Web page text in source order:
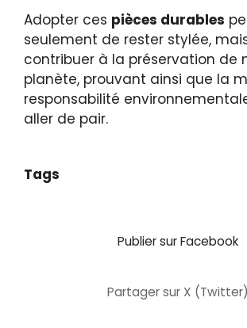
Adopter ces pièces durables
seulement de rester stylée,
contribuer à la préservation de
planète, prouvant ainsi que la
responsabilité
aller de pair.
Tags
Publier sur Facebook
Partager sur X (Twitter)